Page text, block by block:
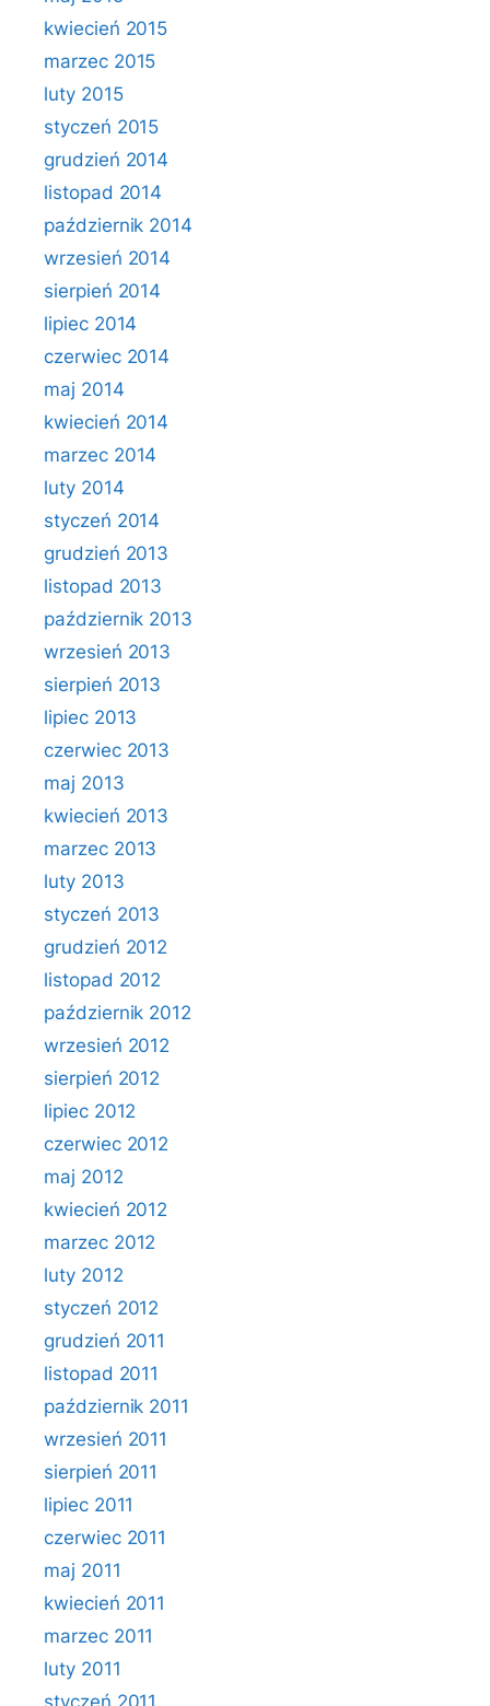
kwiecień 2015
marzec 2015
luty 2015
styczeń 2015
grudzień 2014
listopad 2014
październik 2014
wrzesień 2014
sierpień 2014
lipiec 2014
czerwiec 2014
maj 2014
kwiecień 2014
marzec 2014
luty 2014
styczeń 2014
grudzień 2013
listopad 2013
październik 2013
wrzesień 2013
sierpień 2013
lipiec 2013
czerwiec 2013
maj 2013
kwiecień 2013
marzec 2013
luty 2013
styczeń 2013
grudzień 2012
listopad 2012
październik 2012
wrzesień 2012
sierpień 2012
lipiec 2012
czerwiec 2012
maj 2012
kwiecień 2012
marzec 2012
luty 2012
styczeń 2012
grudzień 2011
listopad 2011
październik 2011
wrzesień 2011
sierpień 2011
lipiec 2011
czerwiec 2011
maj 2011
kwiecień 2011
marzec 2011
luty 2011
styczeń 2011